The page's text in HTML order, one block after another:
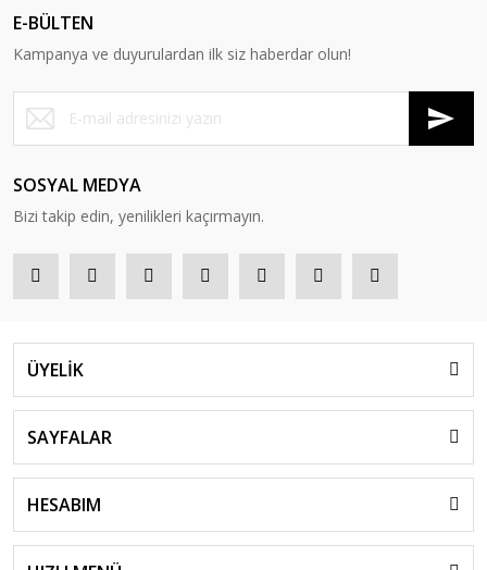
E-BÜLTEN
Kampanya ve duyurulardan ilk siz haberdar olun!
SOSYAL MEDYA
Bizi takip edin, yenilikleri kaçırmayın.
ÜYELİK
SAYFALAR
HESABIM